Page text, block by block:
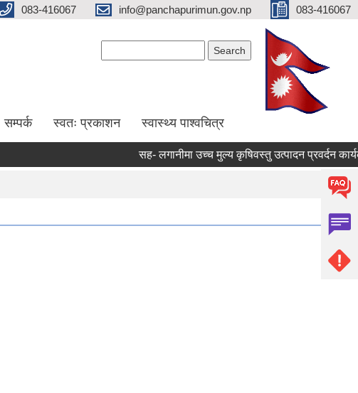
083-416067 info@panchapurimun.gov.np 083-416067
सम्पर्क स्वतः प्रकाशन स्वास्थ्य पाश्वचित्र
सह- लगानीमा उच्च मुल्य कृषिवस्तु उत्पादन प्रवर्दन
1